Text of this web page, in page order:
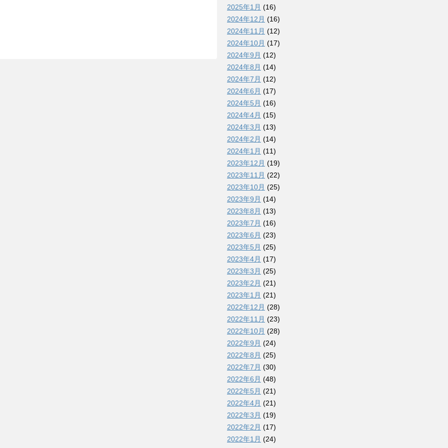
2025年1月 (16)
2024年12月 (16)
2024年11月 (12)
2024年10月 (17)
2024年9月 (12)
2024年8月 (14)
2024年7月 (12)
2024年6月 (17)
2024年5月 (16)
2024年4月 (15)
2024年3月 (13)
2024年2月 (14)
2024年1月 (11)
2023年12月 (19)
2023年11月 (22)
2023年10月 (25)
2023年9月 (14)
2023年8月 (13)
2023年7月 (16)
2023年6月 (23)
2023年5月 (25)
2023年4月 (17)
2023年3月 (25)
2023年2月 (21)
2023年1月 (21)
2022年12月 (28)
2022年11月 (23)
2022年10月 (28)
2022年9月 (24)
2022年8月 (25)
2022年7月 (30)
2022年6月 (48)
2022年5月 (21)
2022年4月 (21)
2022年3月 (19)
2022年2月 (17)
2022年1月 (24)